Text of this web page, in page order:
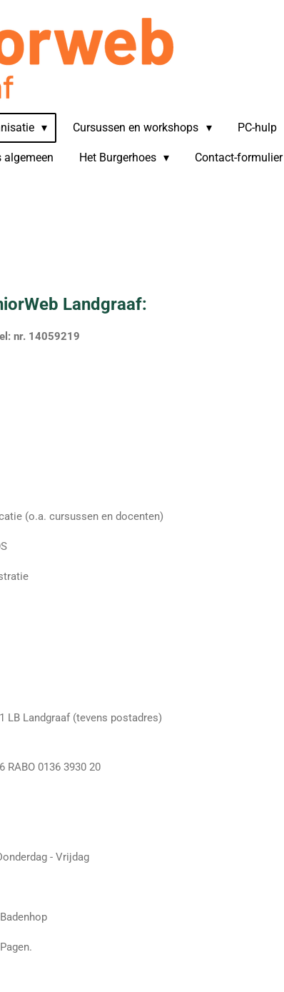
Cursussen en workshops PC-hulp
algemeen Het Burgerhoes Contact-formulier
Landgraaf:
nr. 14059219
(o.a. cursussen en docenten)
LB Landgraaf (tevens postadres)
RABO 0136 3930 20
- Vrijdag